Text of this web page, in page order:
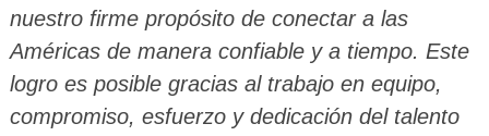
nuestro firme propósito de conectar a las
Américas de manera confiable y a tiempo. Este
logro es posible gracias al trabajo en equipo,
compromiso, esfuerzo y dedicación del talento